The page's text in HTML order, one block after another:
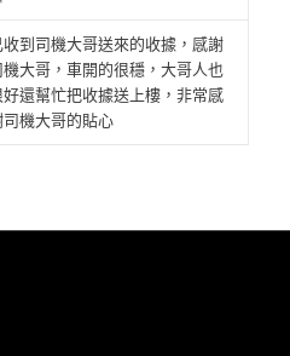
收到司機大哥送來的收據，感謝
機大哥，車開的很穩，大哥人也
好還幫忙把收據送上樓，非常感
司機大哥的貼心